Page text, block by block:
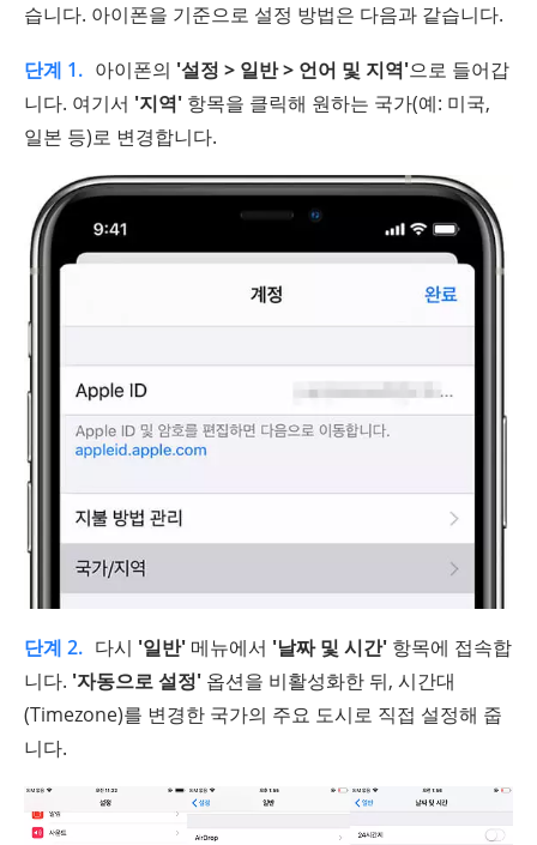
습니다. 아이폰을 기준으로 설정 방법은 다음과 같습니다.
단계 1. 아이폰의 '설정 > 일반 > 언어 및 지역'으로 들어갑
니다. 여기서 '지역' 항목을 클릭해 원하는 국가(예: 미국,
일본 등)로 변경합니다.
단계 2. 다시 '일반' 메뉴에서 '날짜 및 시간' 항목에 접속합
니다. '자동으로 설정' 옵션을 비활성화한 뒤, 시간대
(Timezone)를 변경한 국가의 주요 도시로 직접 설정해 줍
니다.